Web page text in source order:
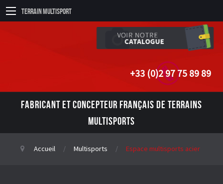
Terrain Multisport
+33 (0)2 97 75 89 89
FABRICANT ET CONCEPTEUR FRANÇAIS DE TERRAINS
MULTISPORTS
Accueil Multisports Espace multisports acier